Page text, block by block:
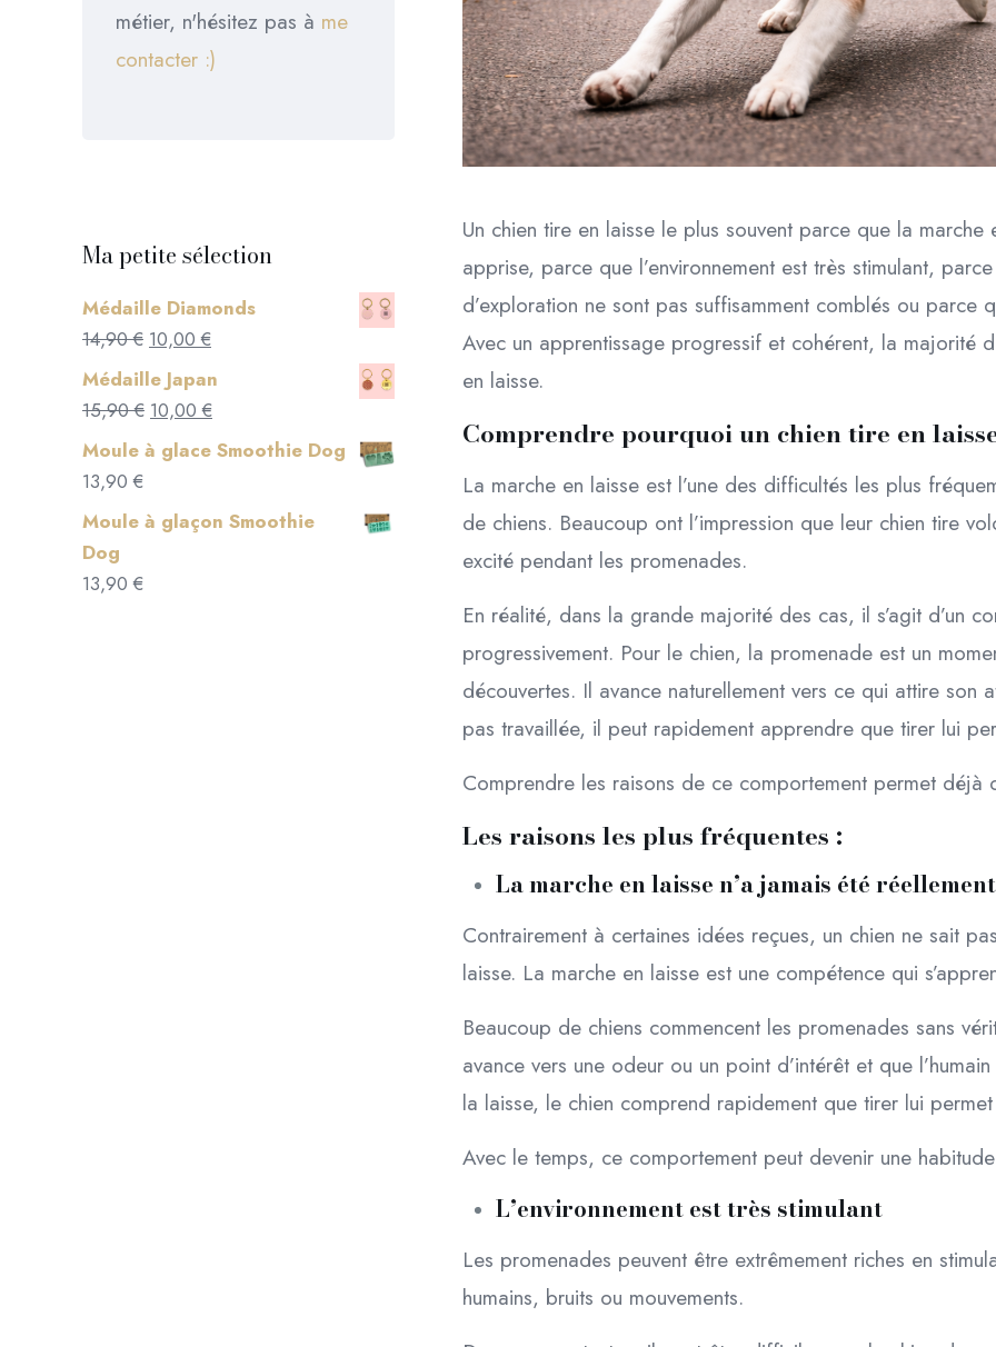
métier, n'hésitez pas à me
contacter :)
Ma petite sélection
Médaille Diamonds
14,90€ Le
prix
initial
14,90 €.
10,00€Le
actuel
10,00 €.
Médaille Japan
15,90€ Le
prix
15,90 €.
10,00€Le
prix
10,00 €.
Moule à glace Smoothie Dog
13,90€
Moule à glaçon Smoothie
Dog
13,90€
Un chien tire en laisse le plus souvent parce que la marche
apprise, parce que l’environnement est très stimulant,
d’exploration ne sont pas suffisamment comblés ou parce
Avec un apprentissage progressif et cohérent, la majorité
en laisse.
Comprendre pourquoi un chien tire en
La marche en laisse est l’une des difficultés les plus
de chiens. Beaucoup ont l’impression que leur chien tire
excité pendant les promenades.
En réalité, dans la grande majorité des cas, il s’agit d’un
progressivement. Pour le chien, la promenade est un
découvertes. Il avance naturellement vers ce qui attire son
pas travaillée, il peut rapidement apprendre que tirer lui
Comprendre les raisons de ce comportement permet déjà
Les raisons les plus fréquentes :
La marche en laisse n’a jamais été
Contrairement à certaines idées reçues, un chien ne sait
laisse. La marche en laisse est une compétence qui
Beaucoup de chiens commencent les promenades sans
avance vers une odeur ou un point d’intérêt et que
la laisse, le chien comprend rapidement que tirer lui permet
Avec le temps, ce comportement peut devenir une
L’environnement est très stimulant
Les promenades peuvent être extrêmement riches en
humains, bruits ou mouvements.